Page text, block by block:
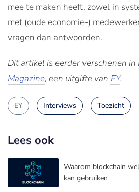
mee te maken heeft, zowel in
met (oude economie-)
vragen dan antwoorden.
Dit artikel is eerder verschenen in
Magazine, een uitgifte van EY.
EY Interviews Toezicht
Lees ook
Waarom blockchain
kan gebruiken